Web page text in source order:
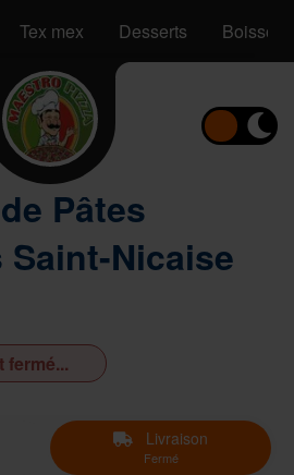
Tex mex Desserts Boissons
Pâtes
Saint-Nicaise
fermé...
Livraison
Fermé